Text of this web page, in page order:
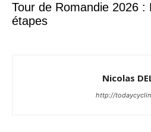
Tour de Romandie 2026
étapes
Nicolas
http://